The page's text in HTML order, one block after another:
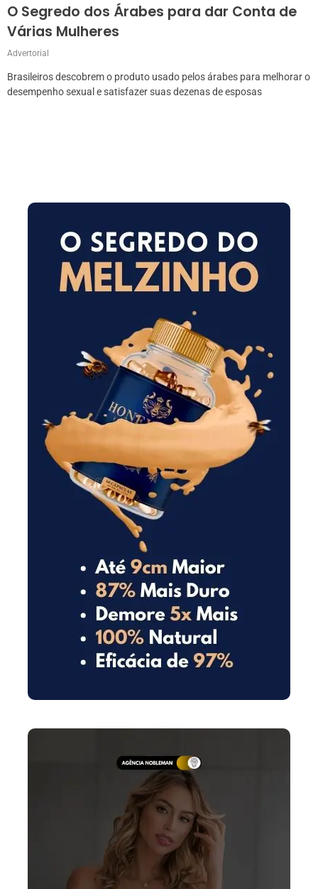
O Segredo dos Árabes para dar Conta de
Várias Mulheres
Advertorial
Brasileiros descobrem o produto usado pelos árabes para melhorar o
desempenho sexual e satisfazer suas dezenas de esposas